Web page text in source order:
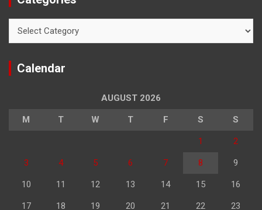
Calendar
AUGUST 2026
M T W T F S S
1 2
3 4 5 6 7 8 9
10 11 12 13 14 15 16
17 18 19 20 21 22 23